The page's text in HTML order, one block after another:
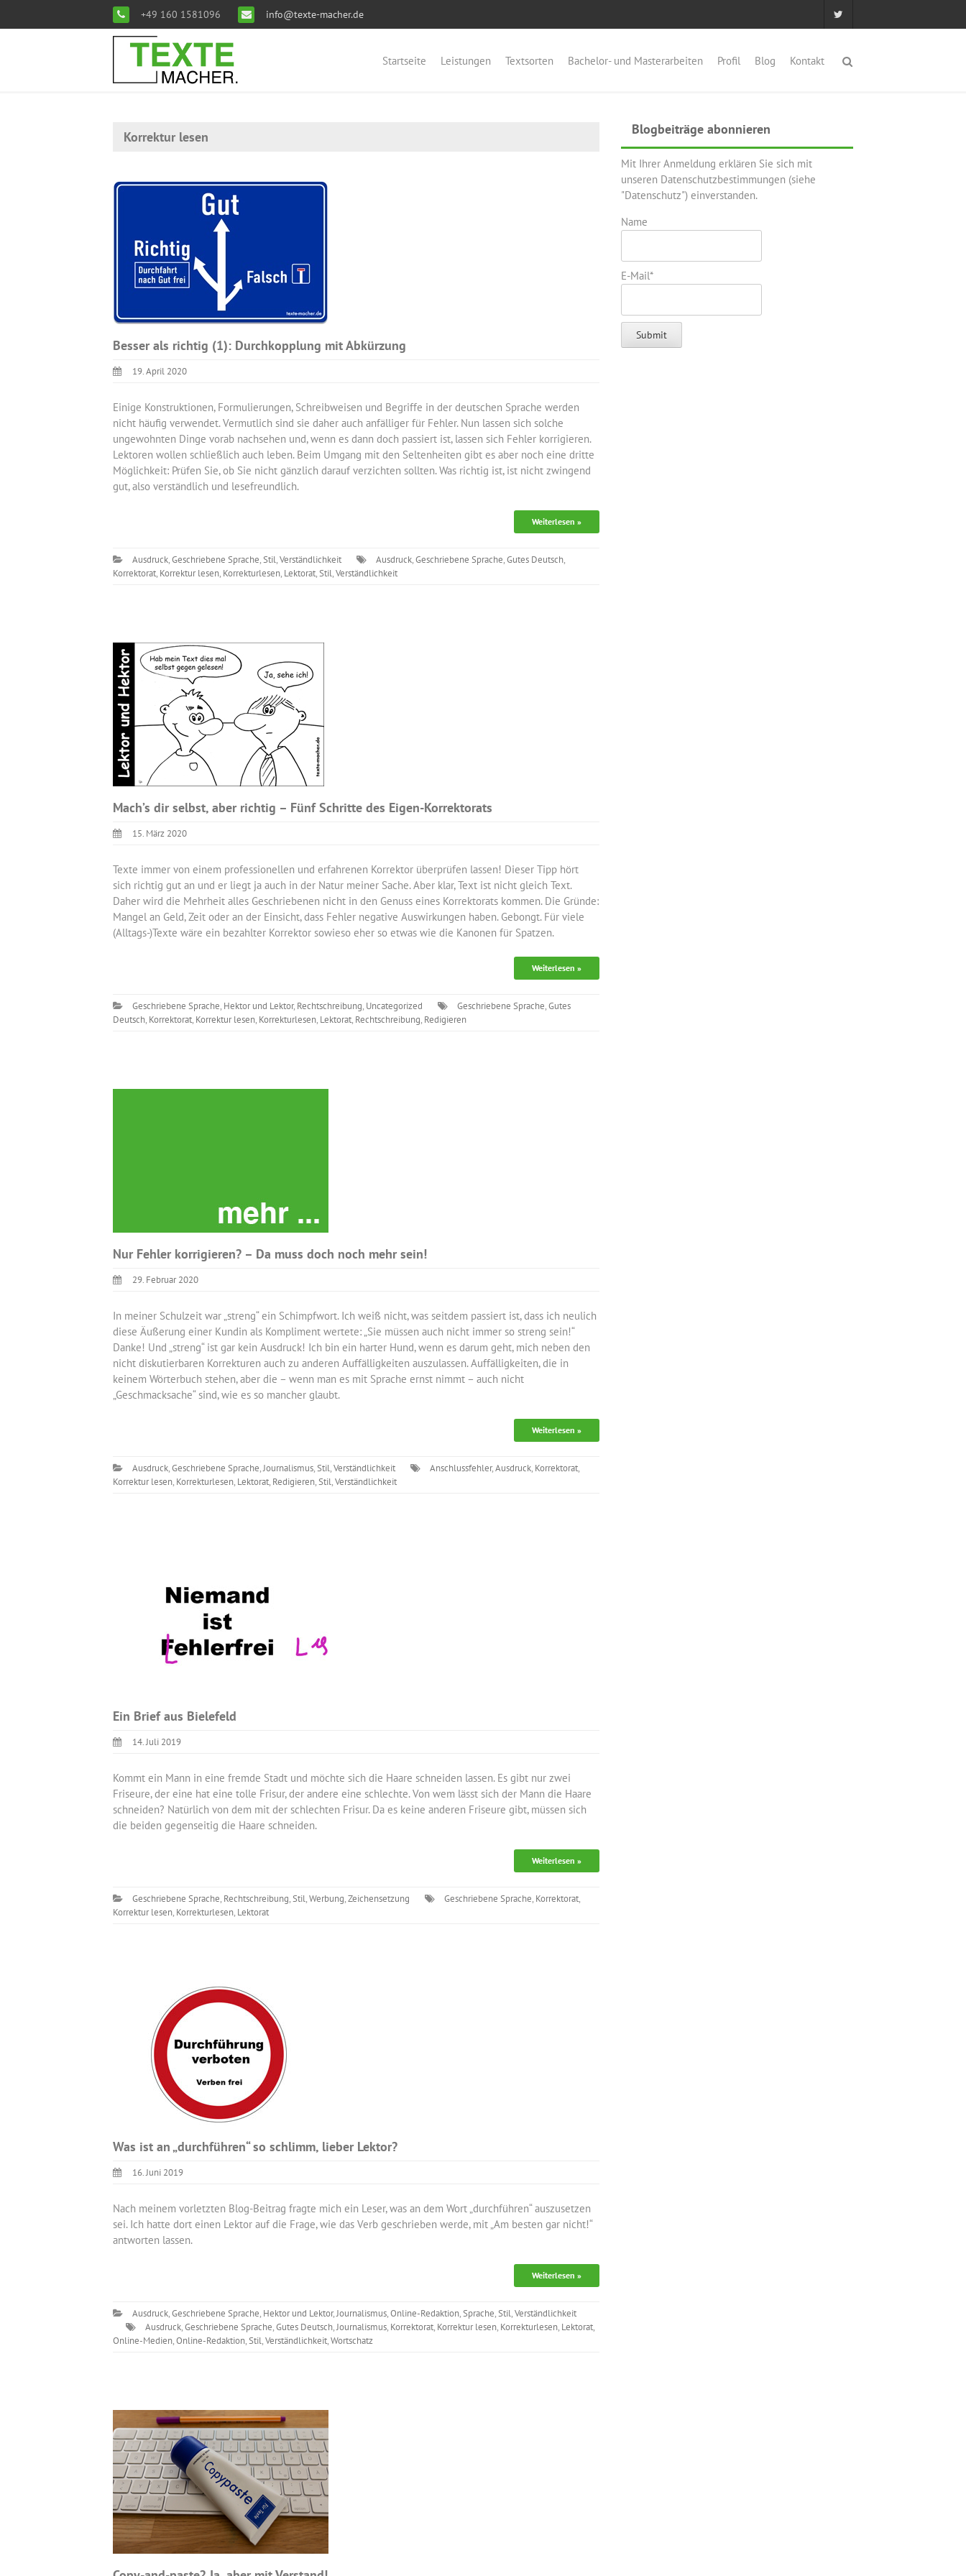
+49 160 1581096 info@texte-macher.de
Startseite Leistungen Textsorten Bachelor- und Masterarbeiten Profil Blog Kontakt
Korrektur lesen
Besser als richtig (1): Durchkopplung mit Abkürzung
19. April 2020
Einige Konstruktionen, Formulierungen, Schreibweisen und Begriffe in der deutschen Sprache werden
nicht häufig verwendet. Vermutlich sind sie daher auch anfälliger für Fehler. Nun lassen sich solche
ungewohnten Dinge vorab nachsehen und, wenn es dann doch passiert ist, lassen sich Fehler korrigieren.
Lektoren wollen schließlich auch leben. Beim Umgang mit den Seltenheiten gibt es aber noch eine dritte
Möglichkeit: Prüfen Sie, ob Sie nicht gänzlich darauf verzichten sollten. Was richtig ist, ist nicht zwingend
gut, also verständlich und lesefreundlich.
Weiterlesen »
Ausdruck,Geschriebene Sprache,Stil,Verständlichkeit Ausdruck,Geschriebene Sprache,Gutes Deutsch,
Korrektorat, Korrektur lesen, Korrekturlesen, Lektorat,Stil,Verständlichkeit
Mach’s dir selbst, aber richtig – Fünf Schritte des Eigen-Korrektorats
15. März 2020
Texte immer von einem professionellen und erfahrenen Korrektor überprüfen lassen! Dieser Tipp hört
sich richtig gut an und er liegt ja auch in der Natur meiner Sache. Aber klar, Text ist nicht gleich Text.
Daher wird die Mehrheit alles Geschriebenen nicht in den Genuss eines Korrektorats kommen. Die Gründe:
Mangel an Geld, Zeit oder an der Einsicht, dass Fehler negative Auswirkungen haben. Gebongt. Für viele
(Alltags-)Texte wäre ein bezahlter Korrektor sowieso eher so etwas wie die Kanonen für Spatzen.
Weiterlesen »
Geschriebene Sprache, Hektor und Lektor, Rechtschreibung, Uncategorized Geschriebene Sprache,Gutes
Deutsch, Korrektorat, Korrektur lesen, Korrekturlesen, Lektorat, Rechtschreibung, Redigieren
Nur Fehler korrigieren? – Da muss doch noch mehr sein!
29. Februar 2020
In meiner Schulzeit war „streng“ ein Schimpfwort. Ich weiß nicht, was seitdem passiert ist, dass ich neulich
diese Äußerung einer Kundin als Kompliment wertete: „Sie müssen auch nicht immer so streng sein!“
Danke! Und „streng“ ist gar kein Ausdruck! Ich bin ein harter Hund, wenn es darum geht, mich neben den
nicht diskutierbaren Korrekturen auch zu anderen Auffälligkeiten auszulassen. Auffälligkeiten, die in
keinem Wörterbuch stehen, aber die – wenn man es mit Sprache ernst nimmt – auch nicht
„Geschmacksache“ sind, wie es so mancher glaubt.
Weiterlesen »
Ausdruck,Geschriebene Sprache,Journalismus,Stil,Verständlichkeit Anschlussfehler,Ausdruck, Korrektorat,
Korrektur lesen, Korrekturlesen, Lektorat, Redigieren,Stil,Verständlichkeit
Ein Brief aus Bielefeld
14. Juli 2019
Kommt ein Mann in eine fremde Stadt und möchte sich die Haare schneiden lassen. Es gibt nur zwei
Friseure, der eine hat eine tolle Frisur, der andere eine schlechte. Von wem lässt sich der Mann die Haare
schneiden? Natürlich von dem mit der schlechten Frisur. Da es keine anderen Friseure gibt, müssen sich
die beiden gegenseitig die Haare schneiden.
Weiterlesen »
Geschriebene Sprache, Rechtschreibung,Stil,Werbung,Zeichensetzung Geschriebene Sprache, Korrektorat,
Korrektur lesen, Korrekturlesen, Lektorat
Was ist an „durchführen“ so schlimm, lieber Lektor?
16. Juni 2019
Nach meinem vorletzten Blog-Beitrag fragte mich ein Leser, was an dem Wort „durchführen“ auszusetzen
sei. Ich hatte dort einen Lektor auf die Frage, wie das Verb geschrieben werde, mit „Am besten gar nicht!“
antworten lassen.
Weiterlesen »
Ausdruck,Geschriebene Sprache, Hektor und Lektor,Journalismus,Online-Redaktion,Sprache,Stil,Verständlichkeit
Ausdruck,Geschriebene Sprache,Gutes Deutsch,Journalismus, Korrektorat, Korrektur lesen, Korrekturlesen, Lektorat,
Online-Medien,Online-Redaktion,Stil,Verständlichkeit,Wortschatz
Blogbeiträge abonnieren
Mit Ihrer Anmeldung erklären Sie sich mit
unseren Datenschutzbestimmungen (siehe
"Datenschutz") einverstanden.
Name
E-Mail*